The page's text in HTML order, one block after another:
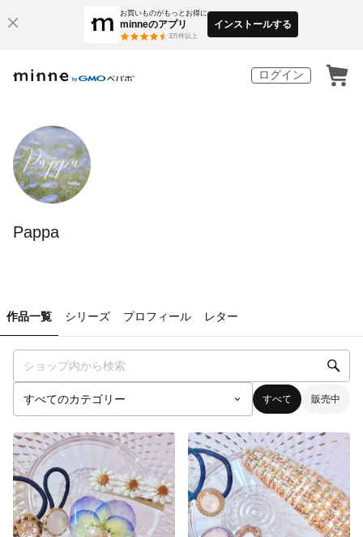
お買いものがもっとお得に
minneのアプリ
3万件以上
インストールする
ログイン
Pappa
作品一覧 シリーズ プロフィール レター
すべて 販売中